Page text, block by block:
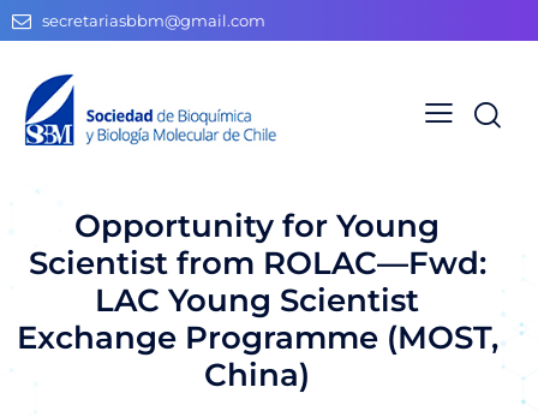
secretariasbbm@gmail.com
Opportunity for Young
Scientist from ROLAC—Fwd:
LAC Young Scientist
Exchange Programme (MOST,
China)